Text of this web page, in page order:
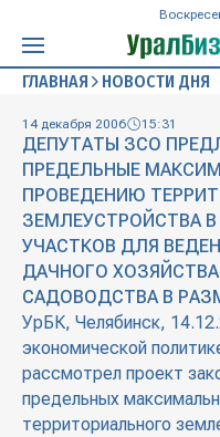
ГЛАВНАЯ НОВОСТИ ДНЯ
14 декабря 2006 15:31
ДЕПУТАТЫ ЗСО
ПРЕДЕЛЬНЫЕ
ПРОВЕДЕНИЮ
ЗЕМЛЕУСТРОЙСТВА
УЧАСТКОВ ДЛЯ
ДАЧНОГО
САДОВОДСТВА В
УрБК, Челябинск,
экономической
рассмотрел проект
предельных
территориального